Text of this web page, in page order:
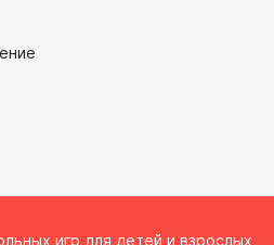
игр для детей и взрослых